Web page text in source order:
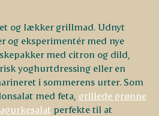
og lækker grillmad. Udnyt
og eksperimentér med nye
med citron og dild,
yoghurtdressing eller en
i sommerens urter. Som
med feta, grillede grønne
agurkesalat perfekte til at